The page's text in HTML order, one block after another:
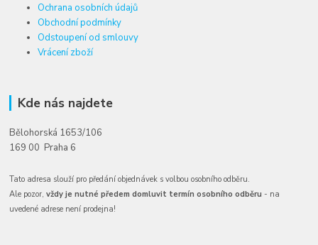
Ochrana osobních údajů
Obchodní podmínky
Odstoupení od smlouvy
Vrácení zboží
Kde nás najdete
Bělohorská 1653/106
169 00 Praha 6
Tato adresa slouží pro předání objednávek s volbou osobního odběru.
Ale pozor,vždy je nutné předem domluvit termín osobního odběru - na
uvedené adrese není prodejna!